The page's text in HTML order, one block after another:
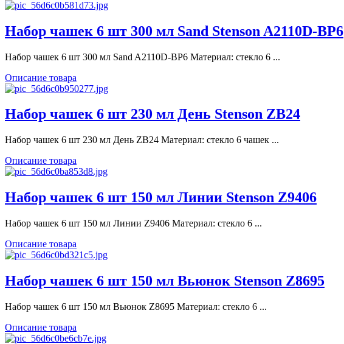
Набор чашек 6 шт 300 мл Sand Stenson A2110D-BP6
Набор чашек 6 шт 300 мл Sand A2110D-BP6 Материал: стекло 6 ...
Описание товара
Набор чашек 6 шт 230 мл День Stenson ZB24
Набор чашек 6 шт 230 мл День ZB24 Материал: стекло 6 чашек ...
Описание товара
Набор чашек 6 шт 150 мл Линии Stenson Z9406
Набор чашек 6 шт 150 мл Линии Z9406 Материал: стекло 6 ...
Описание товара
Набор чашек 6 шт 150 мл Вьюнок Stenson Z8695
Набор чашек 6 шт 150 мл Вьюнок Z8695 Материал: стекло 6 ...
Описание товара